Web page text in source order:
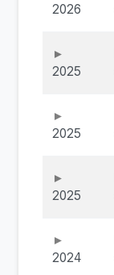
2026
2025
2025
2025
2024